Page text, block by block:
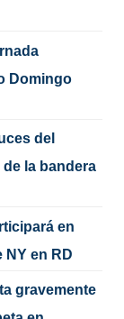
Domingo
del
la bandera
en
en RD
gravemente